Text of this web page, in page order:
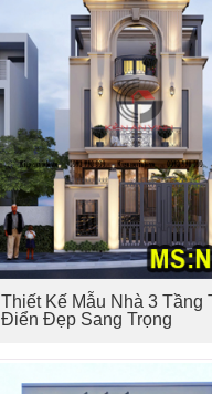
Thiết Kế Mẫu Nhà 3 Tầng
Điển Đẹp Sang Trọng